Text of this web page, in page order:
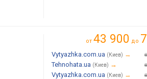
от 43 900 до
Vytyazhka.com.ua (Киев) →
Tehnohata.ua (Киев) →
Vytyazhka.com.ua (Киев) →